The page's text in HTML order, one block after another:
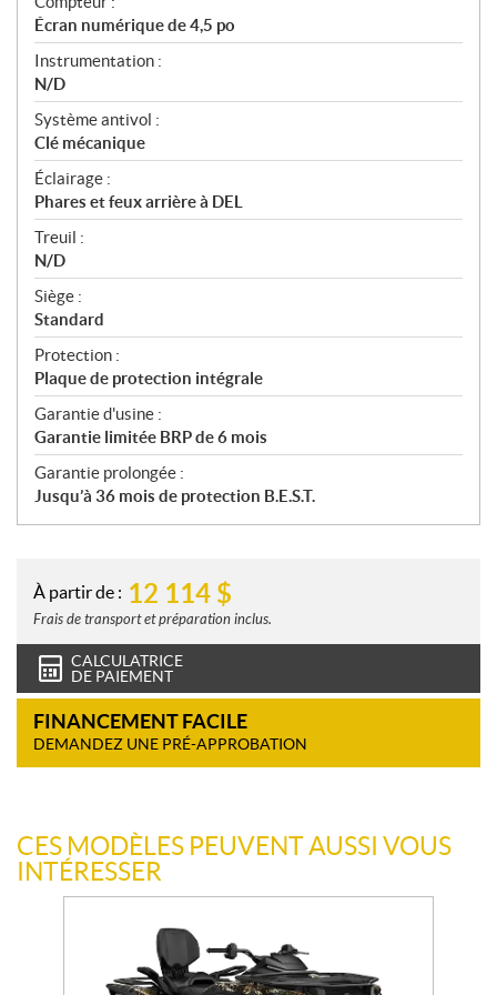
Écran numérique de 4,5 po
Instrumentation :
N/D
Système antivol :
Clé mécanique
Éclairage :
Phares et feux arrière à DEL
Treuil :
N/D
Siège :
Standard
Protection :
Plaque de protection intégrale
Garantie d'usine :
Garantie limitée BRP de 6 mois
Garantie prolongée :
Jusqu’à 36 mois de protection B.E.S.T.
À partir de : 12 114 $
Frais de transport et préparation inclus.
CALCULATRICE
DE PAIEMENT
FINANCEMENT FACILE
DEMANDEZ UNE PRÉ-APPROBATION
CES MODÈLES PEUVENT AUSSI VOUS
INTÉRESSER